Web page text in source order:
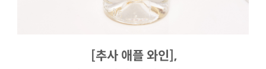
[추사 애플 와인],